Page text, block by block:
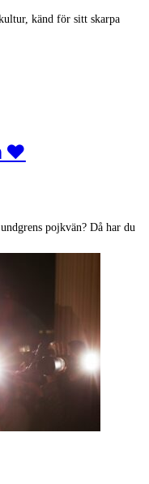
känd för sitt skarpa
❤️
pojkvän? Då har du